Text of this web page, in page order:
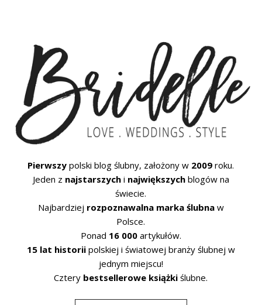
Pierwszy polski blog ślubny, założony w 2009 roku.
Jeden z najstarszychi największychblogów na
świecie.
Najbardziej rozpoznawalna marka ślubnaw
Polsce.
Ponad 16 000artykułów.
15 lat historiipolskiej i światowej branży ślubnej w
jednym miejscu!
Cztery bestsellerowe książki ślubne.